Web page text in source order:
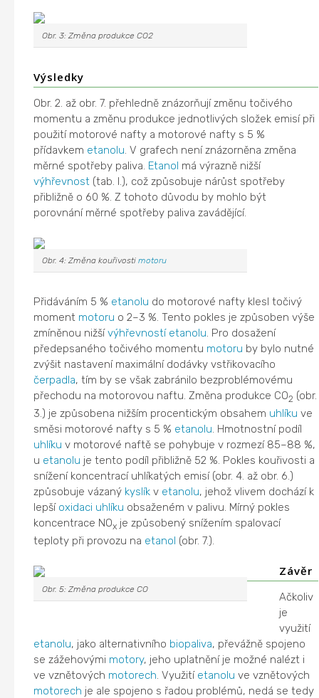
Obr. 3: Změna produkce CO2
Výsledky
Obr. 2. až obr. 7. přehledně znázorňují změnu točivého
momentu a změnu produkce jednotlivých složek emisí při
použití motorové nafty a motorové nafty s 5 %
přídavkem etanolu. V grafech není znázorněna změna
měrné spotřeby paliva. Etanol má výrazně nižší
výhřevnost (tab. I.), což způsobuje nárůst spotřeby
přibližně o 60 %. Z tohoto důvodu by mohlo být
porovnání měrné spotřeby paliva zavádějící.
Obr. 4: Změna kouřivostimotoru
Přidáváním 5 % etanolu do motorové nafty klesl točivý
moment motoru o 2–3 %. Tento pokles je způsoben výše
zmíněnou nižšívýhřevností etanolu. Pro dosažení
předepsaného točivého momentu motoru by bylo nutné
zvýšit nastavení maximální dodávky vstřikovacího
čerpadla, tím by se však zabránilo bezproblémovému
přechodu na motorovou naftu. Změna produkce CO2 (obr.
3.) je způsobena nižším procentickým obsahem uhlíku ve
směsi motorové nafty s 5 % etanolu. Hmotnostní podíl
uhlíku v motorové naftě se pohybuje v rozmezí 85–88 %,
u etanolu je tento podíl přibližně 52 %. Pokles kouřivosti a
snížení koncentrací uhlíkatých emisí (obr. 4. až obr. 6.)
způsobuje vázaný kyslík v etanolu, jehož vlivem dochází k
lepší oxidaci uhlíku obsaženém v palivu. Mírný pokles
koncentrace NOx je způsobený snížením spalovací
teploty při provozu na etanol (obr. 7.).
Obr. 5: Změna produkce CO
Závěr
Ačkoliv
je
využití
etanolu, jako alternativního biopaliva, převážně spojeno
se zážehovými motory, jeho uplatnění je možné nalézt i
ve vznětových motorech. Využití etanolu ve vznětových
motorech je ale spojeno s řadou problémů, nedá se tedy